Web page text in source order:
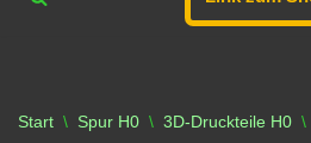
Start \ Spur H0 \ 3D-Druckteile H0 \